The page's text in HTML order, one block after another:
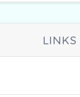
LINKS